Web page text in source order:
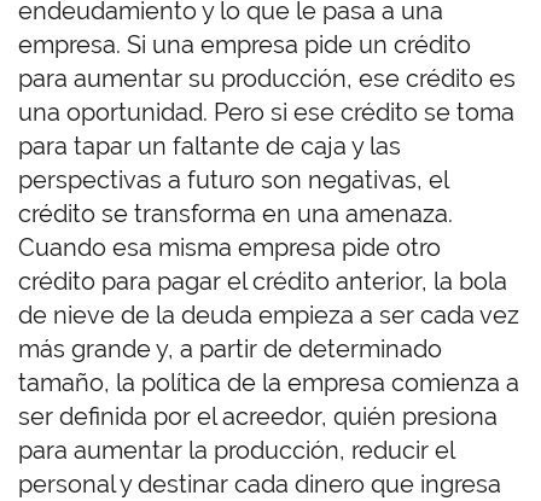
endeudamiento y lo que le pasa a una
empresa. Si una empresa pide un crédito
para aumentar su producción, ese crédito es
una oportunidad. Pero si ese crédito se toma
para tapar un faltante de caja y las
perspectivas a futuro son negativas, el
crédito se transforma en una amenaza.
Cuando esa misma empresa pide otro
crédito para pagar el crédito anterior, la bola
de nieve de la deuda empieza a ser cada vez
más grande y, a partir de determinado
tamaño, la política de la empresa comienza a
ser definida por el acreedor, quién presiona
para aumentar la producción, reducir el
personal y destinar cada dinero que ingresa